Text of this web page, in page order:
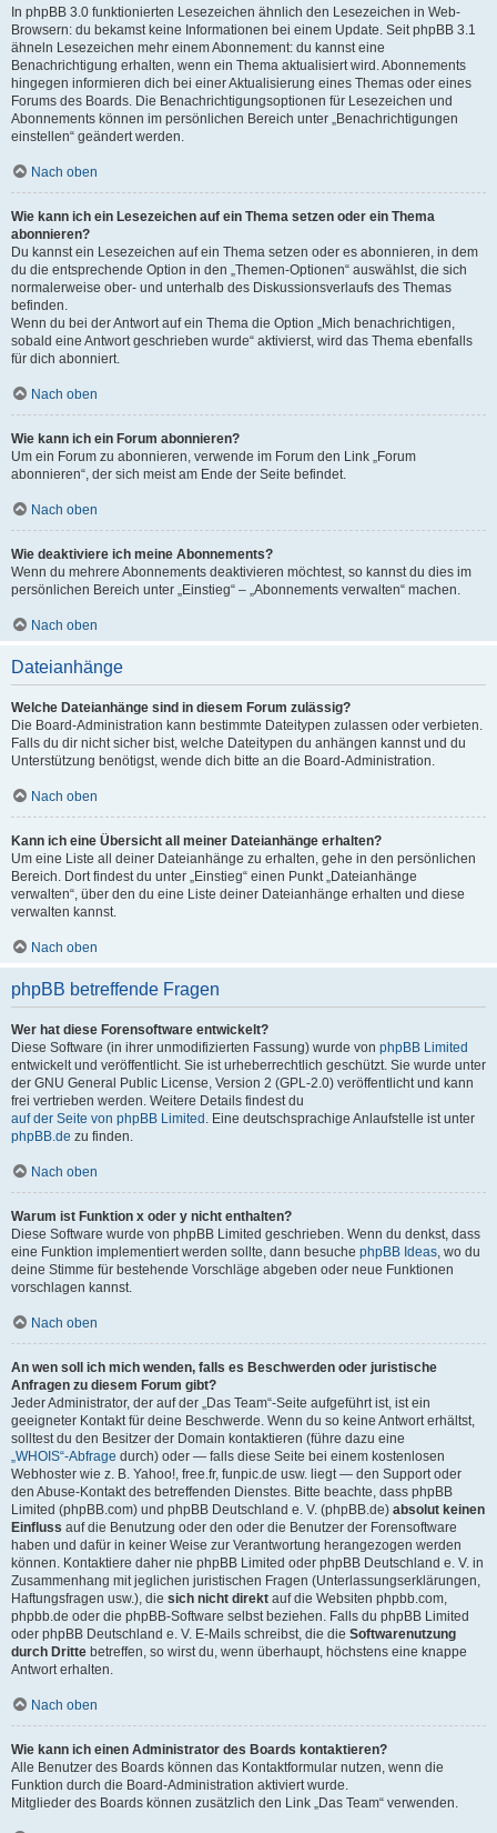
In phpBB 3.0 funktionierten Lesezeichen ähnlich den Lesezeichen in Web-
Browsern: du bekamst keine Informationen bei einem Update. Seit phpBB 3.1
ähneln Lesezeichen mehr einem Abonnement: du kannst eine
Benachrichtigung erhalten, wenn ein Thema aktualisiert wird. Abonnements
hingegen informieren dich bei einer Aktualisierung eines Themas oder eines
Forums des Boards. Die Benachrichtigungsoptionen für Lesezeichen und
Abonnements können im persönlichen Bereich unter „Benachrichtigungen
einstellen“ geändert werden.
Nach oben
Wie kann ich ein Lesezeichen auf ein Thema setzen oder ein Thema
abonnieren?
Du kannst ein Lesezeichen auf ein Thema setzen oder es abonnieren, in dem
du die entsprechende Option in den „Themen-Optionen“ auswählst, die sich
normalerweise ober- und unterhalb des Diskussionsverlaufs des Themas
befinden.
Wenn du bei der Antwort auf ein Thema die Option „Mich benachrichtigen,
sobald eine Antwort geschrieben wurde“ aktivierst, wird das Thema ebenfalls
für dich abonniert.
Nach oben
Wie kann ich ein Forum abonnieren?
Um ein Forum zu abonnieren, verwende im Forum den Link „Forum
abonnieren“, der sich meist am Ende der Seite befindet.
Nach oben
Wie deaktiviere ich meine Abonnements?
Wenn du mehrere Abonnements deaktivieren möchtest, so kannst du dies im
persönlichen Bereich unter „Einstieg“ – „Abonnements verwalten“ machen.
Nach oben
Dateianhänge
Welche Dateianhänge sind in diesem Forum zulässig?
Die Board-Administration kann bestimmte Dateitypen zulassen oder verbieten.
Falls du dir nicht sicher bist, welche Dateitypen du anhängen kannst und du
Unterstützung benötigst, wende dich bitte an die Board-Administration.
Nach oben
Kann ich eine Übersicht all meiner Dateianhänge erhalten?
Um eine Liste all deiner Dateianhänge zu erhalten, gehe in den persönlichen
Bereich. Dort findest du unter „Einstieg“ einen Punkt „Dateianhänge
verwalten“, über den du eine Liste deiner Dateianhänge erhalten und diese
verwalten kannst.
Nach oben
phpBB betreffende Fragen
Wer hat diese Forensoftware entwickelt?
Diese Software (in ihrer unmodifizierten Fassung) wurde von phpBB Limited
entwickelt und veröffentlicht. Sie ist urheberrechtlich geschützt. Sie wurde unter
der GNU General Public License, Version 2 (GPL-2.0) veröffentlicht und kann
frei vertrieben werden. Weitere Details findest du
auf der Seite von phpBB Limited . Eine deutschsprachige Anlaufstelle ist unter
phpBB.de zu finden.
Nach oben
Warum ist Funktion x oder y nicht enthalten?
Diese Software wurde von phpBB Limited geschrieben. Wenn du denkst, dass
eine Funktion implementiert werden sollte, dann besuche phpBB Ideas, wo du
deine Stimme für bestehende Vorschläge abgeben oder neue Funktionen
vorschlagen kannst.
Nach oben
An wen soll ich mich wenden, falls es Beschwerden oder juristische
Anfragen zu diesem Forum gibt?
Jeder Administrator, der auf der „Das Team“-Seite aufgeführt ist, ist ein
geeigneter Kontakt für deine Beschwerde. Wenn du so keine Antwort erhältst,
solltest du den Besitzer der Domain kontaktieren (führe dazu eine
„WHOIS“-Abfrage durch) oder — falls diese Seite bei einem kostenlosen
Webhoster wie z. B. Yahoo!, free.fr, funpic.de usw. liegt — den Support oder
den Abuse-Kontakt des betreffenden Dienstes. Bitte beachte, dass phpBB
Limited (phpBB.com) und phpBB Deutschland e. V. (phpBB.de) absolut keinen
Einfluss auf die Benutzung oder den oder die Benutzer der Forensoftware
haben und dafür in keiner Weise zur Verantwortung herangezogen werden
können. Kontaktiere daher nie phpBB Limited oder phpBB Deutschland e. V. in
Zusammenhang mit jeglichen juristischen Fragen (Unterlassungserklärungen,
Haftungsfragen usw.), die sich nicht direkt auf die Websiten phpbb.com,
phpbb.de oder die phpBB-Software selbst beziehen. Falls du phpBB Limited
oder phpBB Deutschland e. V. E-Mails schreibst, die die Softwarenutzung
durch Dritte betreffen, so wirst du, wenn überhaupt, höchstens eine knappe
Antwort erhalten.
Nach oben
Wie kann ich einen Administrator des Boards kontaktieren?
Alle Benutzer des Boards können das Kontaktformular nutzen, wenn die
Funktion durch die Board-Administration aktiviert wurde.
Mitglieder des Boards können zusätzlich den Link „Das Team“ verwenden.